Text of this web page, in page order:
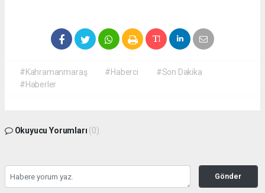
#Kahramanmaraş #Haberci
#Son Dakika
#Haberler
Okuyucu Yorumları (0)
Gönder